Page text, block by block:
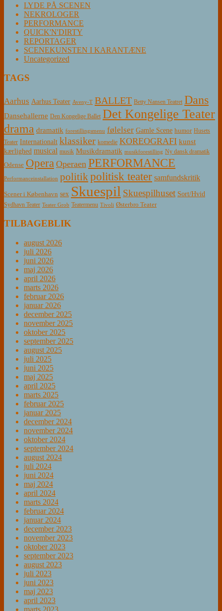
LYDE PÅ SCENEN
NEKROLOGER
PERFORMANCE
QUICK'N'DIRTY
REPORTAGER
SCENEKUNSTEN I KARANTÆNE
Uncategorized
TAGS
Aarhus Aarhus Teater Aveny-T BALLET Betty Nansen Teatret Dans
Dansehallerne Den Kongelige Ballet Det Kongelige Teater
drama dramatik forestillingsmenu følelser Gamle Scene humor Husets
Teater Internationalt klassiker komedie KOREOGRAFI kunst
kærlighed musical musik Musikdramatik musikforestilling Ny dansk dramatik
Odense Opera Operaen PERFORMANCE
Performanceinstallation politikpolitisk teater samfundskritik
Scener i København sex Skuespil Skuespilhuset Sort/Hvid
Sydhavn Teater Teater Grob Teatermenu Tivoli Østerbro Teater
TILBAGEBLIK
august 2026
juli 2026
juni 2026
maj 2026
april 2026
marts 2026
februar 2026
januar 2026
december 2025
november 2025
oktober 2025
september 2025
august 2025
juli 2025
juni 2025
maj 2025
april 2025
marts 2025
februar 2025
januar 2025
december 2024
november 2024
oktober 2024
september 2024
august 2024
juli 2024
juni 2024
maj 2024
april 2024
marts 2024
februar 2024
januar 2024
december 2023
november 2023
oktober 2023
september 2023
august 2023
juli 2023
juni 2023
maj 2023
april 2023
marts 2023